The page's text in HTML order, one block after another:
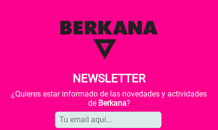
NEWSLETTER
¿Quieres estar informado de las novedades y actividades
de Berkana?